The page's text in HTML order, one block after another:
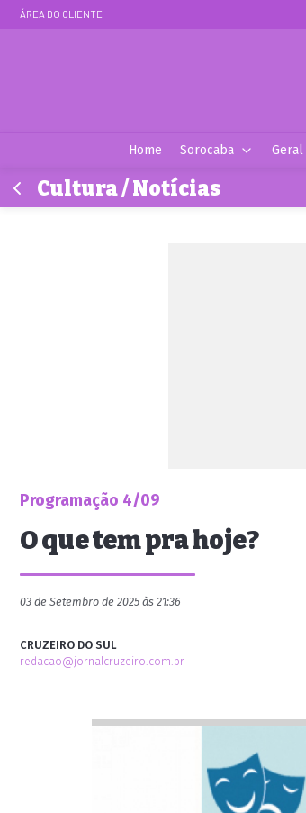
ÁREA DO CLIENTE
Home Sorocaba Geral
Cultura / Notícias
Programação 4/09
O que tem pra hoje?
03 de Setembro de 2025 às 21:36
CRUZEIRO DO SUL
redacao@jornalcruzeiro.com.br